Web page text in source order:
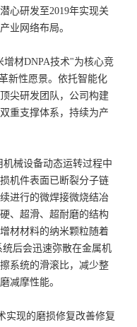
心研发至2019年实现关
业网络布局。
材DNPA技术"为核心竞
新性愿景。依托智能化
尖研发团队，公司构建
重支撑体系，持续为产
械设备动态运转过程中
机件表面已断裂分子链
进行的微焊接微烧结冶
、超滑、超耐磨的结构
材材料的纳米颗粒随着
后会迅速弥散在金属机
系统的滑滚比，减少整
减摩性能。
现的磨损修复改善修复